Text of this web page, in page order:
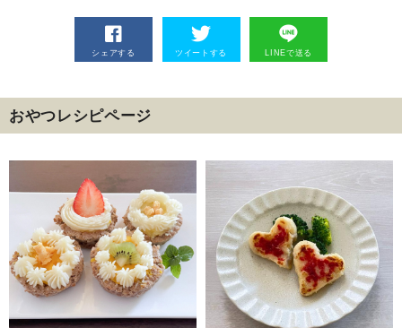
シェアする ツイートする LINEで送る
おやつレシピページ